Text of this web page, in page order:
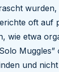
oft auf
wie etwa
Muggles”
und